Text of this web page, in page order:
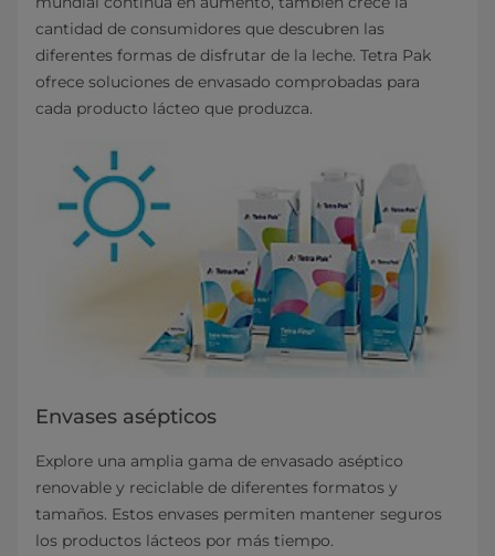
cantidad de consumidores que descubren las
diferentes formas de disfrutar de la leche. Tetra Pak
ofrece soluciones de envasado comprobadas para
cada producto lácteo que produzca.
Envases asépticos
Explore una amplia gama de envasado aséptico
renovable y reciclable de diferentes formatos y
tamaños. Estos envases permiten mantener seguros
los productos lácteos por más tiempo.